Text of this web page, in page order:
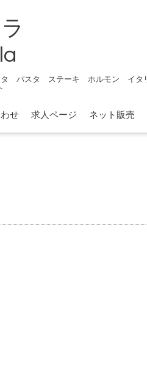
パスタ ステーキ ホルモン イタ
せ 求人ページ ネット販売